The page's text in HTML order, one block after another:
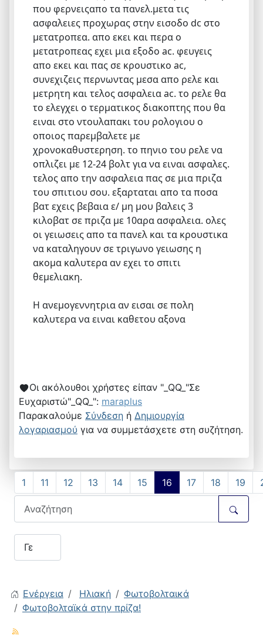
που φερνειςαπο τα πανελ.μετα τις
ασφαλειες προχωρας στην εισοδο dc στο
μετατροπεα. απο εκει και περα ο
μετατροπεας εχει μια εξοδο ac. φευγεις
απο εκει και πας σε κρουστικο ac,
συνεχιζεις περνωντας μεσα απο ρελε και
μετρητη και τελος ασφαλεια ac. το ρελε θα
το ελεγχει ο τερματικος διακοπτης που θα
ειναι στο ντουλαπακι του ρολογιου ο
οποιος παρεμβαλετε με
χρονοκαθυστερηση. το πηνιο του ρελε να
οπλιζει με 12-24 βολτ για να ειναι ασφαλες.
τελος απο την ασφαλεια πας σε μια πριζα
του σπιτιου σου. εξαρταται απο τα ποσα
βατ εχεις βεβαια ε/ μη μου βαλεις 3
κιλοβατ σε πριζα με 10αρα ασφαλεια. ολες
οι γειωσεις απο τα πανελ και τα κρουστικα
να καταληγουν σε τριγωνο γειωσης η
ακομα καλυτερα αν εχει το σπιτι
θεμελιακη.
Η ανεμογεννητρια αν εισαι σε πολη
καλυτερα να ειναι καθετου αξονα
Οι ακόλουθοι χρήστες είπαν "_QQ_"Σε
Ευχαριστώ"_QQ_": maraplus
Παρακαλούμε Σύνδεση ή Δημιουργία
λογαριασμού για να συμμετάσχετε στη συζήτηση.
1 11 12 13 14 15 16 17 18 19
Ενέργεια Ηλιακή
Φωτοβολταικά
Φωτοβολταϊκά στην πρίζα!